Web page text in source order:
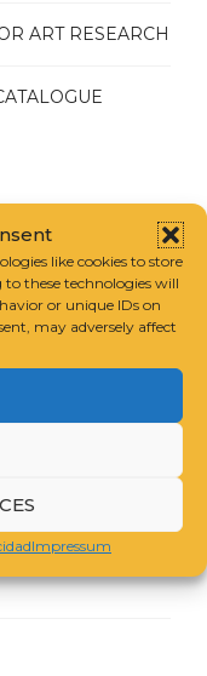
like cookies to store
these technologies will
or unique IDs on
may adversely affect
Impressum
ART RESEARCH